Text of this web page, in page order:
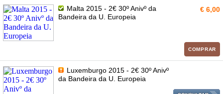
Malta 2015 - 2€ 30º Anivº da
Bandeira da U. Europeia
€ 6,00
COMPRAR
Luxemburgo 2015 - 2€ 30º Anivº
da Bandeira da U. Europeia